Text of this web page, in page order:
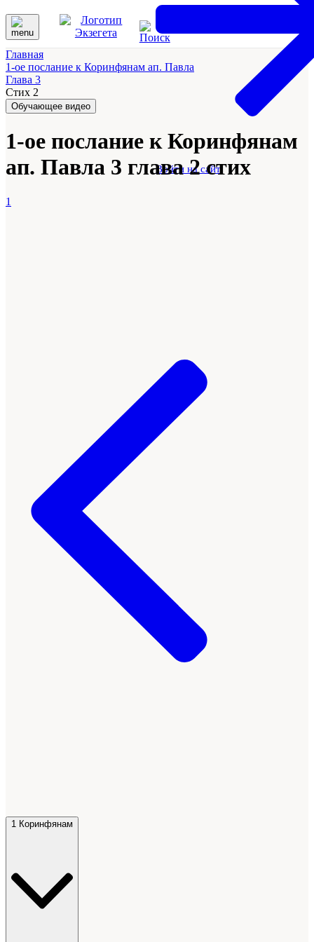
Войти на сайт
Главная
1-ое послание к Коринфянам ап. Павла
Глава 3
Стих 2
Обучающее видео
1-ое послание к Коринфянам
ап. Павла 3 глава 2 стих
1
1 Коринфянам